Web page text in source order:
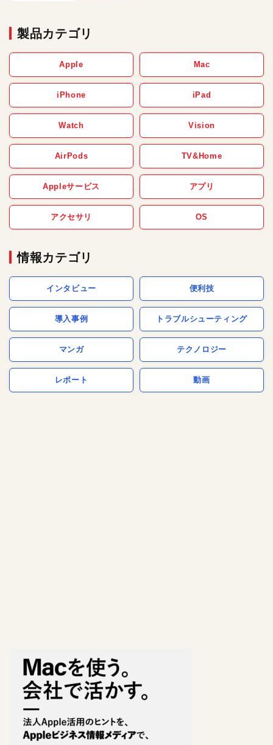
製品カテゴリ
Apple Mac
iPhone iPad
Watch Vision
AirPods TV&Home
Appleサービス アプリ
アクセサリ OS
情報カテゴリ
インタビュー 便利技
導入事例 トラブルシューティング
マンガ テクノロジー
レポート 動画